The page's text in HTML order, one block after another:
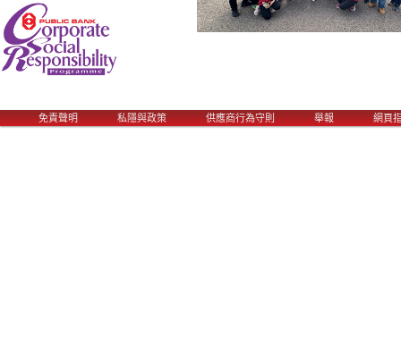
Main menu Skip to primary content
Skip to secondary content
免責聲明 私隱與政策 供應商行為守則 舉報 網頁